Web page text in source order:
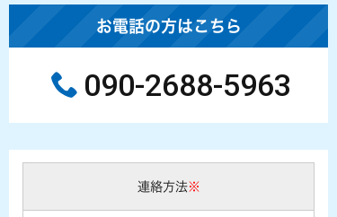
お電話の方はこちら
090-2688-5963
連絡方法※